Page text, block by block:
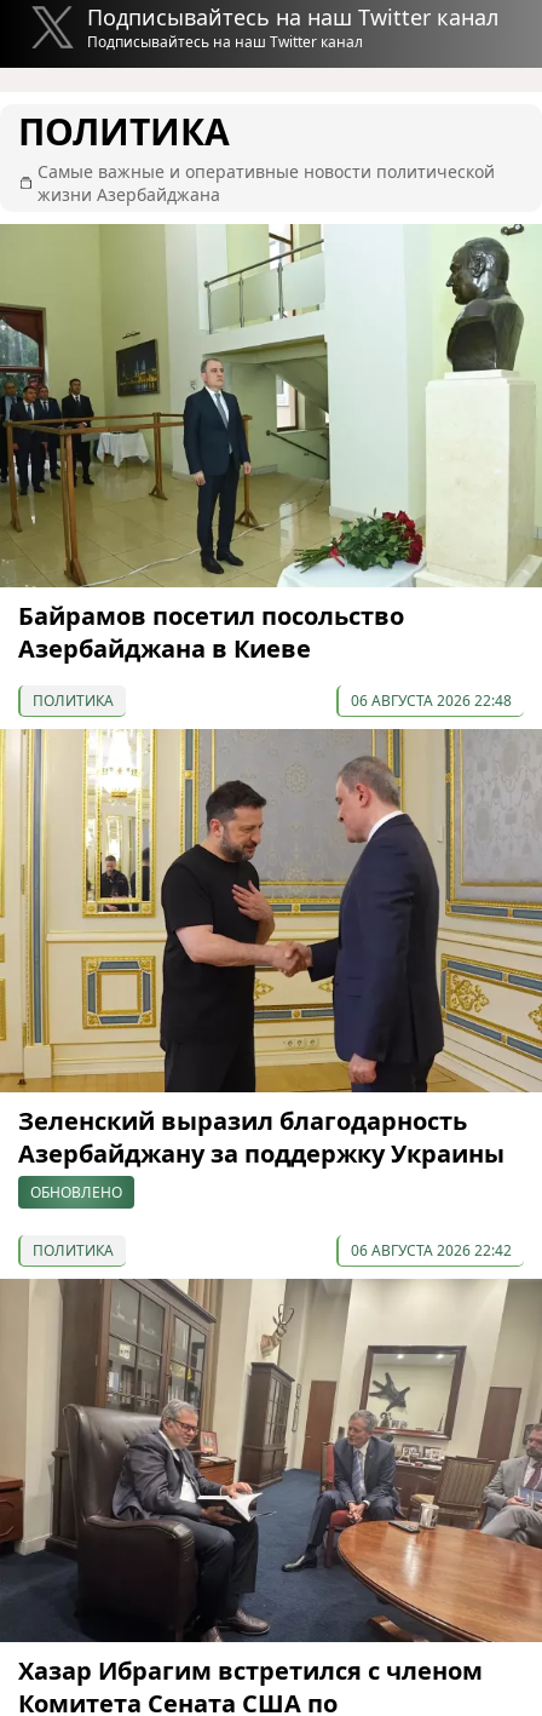
Подписывайтесь на наш Twitter канал
Подписывайтесь на наш Twitter канал
ПОЛИТИКА
Самые важные и оперативные новости политической
жизни Азербайджана
Байрамов посетил посольство
Азербайджана в Киеве
ПОЛИТИКА 06 АВГУСТА 2026 22:48
Зеленский выразил благодарность
Азербайджану за поддержку Украины
ОБНОВЛЕНО
ПОЛИТИКА 06 АВГУСТА 2026 22:42
Хазар Ибрагим встретился с членом
Комитета Сената США по